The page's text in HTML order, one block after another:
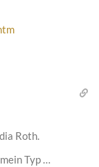
Roth.
Typ …